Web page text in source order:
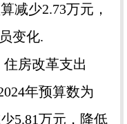
减少2.73万元，
变化.
房改革支出
年预算数为
5.81万元，降低